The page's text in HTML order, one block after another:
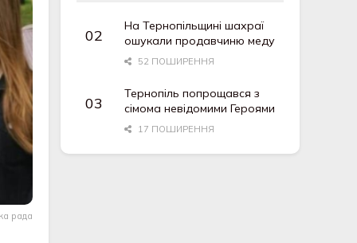
рада
На Тернопільщині шахраї
ошукали продавчиню меду
52 ПОШИРЕННЯ
Тернопіль попрощався з
сімома невідомими Героями
17 ПОШИРЕННЯ